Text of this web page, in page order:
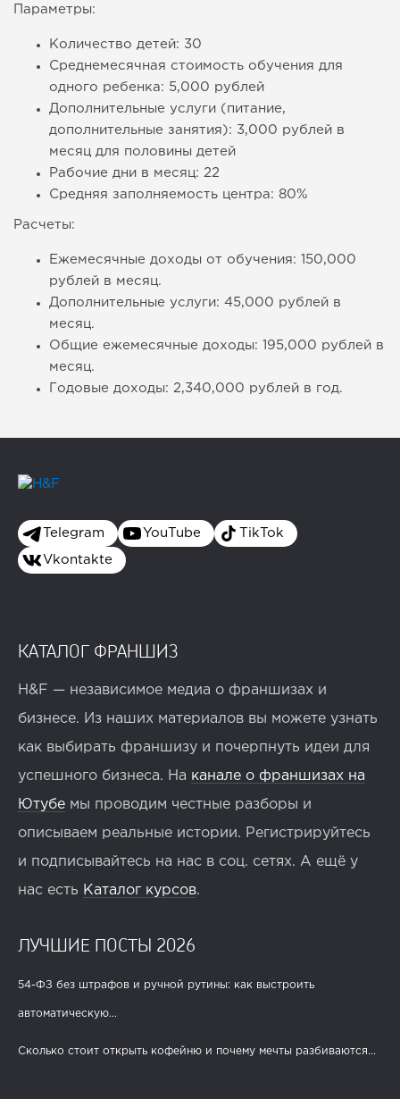
Параметры:
Количество детей: 30
Среднемесячная стоимость обучения для
одного ребенка: 5,000 рублей
Дополнительные услуги (питание,
дополнительные занятия): 3,000 рублей в
месяц для половины детей
Рабочие дни в месяц: 22
Средняя заполняемость центра: 80%
Расчеты:
Ежемесячные доходы от обучения: 150,000
рублей в месяц.
Дополнительные услуги: 45,000 рублей в
месяц.
Общие ежемесячные доходы: 195,000 рублей в
месяц.
Годовые доходы: 2,340,000 рублей в год.
Telegram YouTube TikTok
Vkontakte
КАТАЛОГ ФРАНШИЗ
H&F — независимое медиа о франшизах и
бизнесе. Из наших материалов вы можете узнать
как выбирать франшизу и почерпнуть идеи для
успешного бизнеса. На канале о франшизах на
Ютубе мы проводим честные разборы и
описываем реальные истории. Регистрируйтесь
и подписывайтесь на нас в соц. сетях. А ещё у
нас есть Каталог курсов.
ЛУЧШИЕ ПОСТЫ 2026
54-ФЗ без штрафов и ручной рутины: как выстроить
автоматическую...
Сколько стоит открыть кофейню и почему мечты разбиваются...